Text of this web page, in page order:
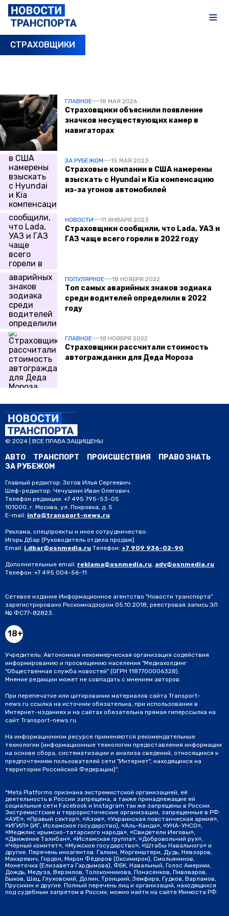
СТРАХОВЩИКИ
ГЛАВНОЕ 18 МАЯ 2026
Страховщики объяснили появление
значков несуществующих камер в
навигаторах
ЗА РУБЕЖОМ 15 МАЯ 2023
Страховые компании в США намерены
взыскать с Hyundai и Kia компенсацию
из-за угонов автомобилей
НОВОСТИ 11 ЯНВАРЯ 2023
Страховщики сообщили, что Lada, УАЗ и
ГАЗ чаще всего горели в 2022 году
ПОПУЛЯРНОЕ 18 НОЯБРЯ 2022
Топ самых аварийных знаков зодиака
среди водителей определили в 2022
году
ГЛАВНОЕ 18 НОЯБРЯ 2022
Страховщики рассчитали стоимость
автогражданки для Деда Мороза
© 2024 | ВСЕ ПРАВА ЗАЩИЩЕНЫ
АВТО ТРАНСПОРТ ПРОИСШЕСТВИЯ
ПРАВО ЗНАТЬ
ЗА РУБЕЖОМ
Главный редактор: Зотов Илья Сергеевич.
Шеф-редактор: Чечушкин Иван Олегович.
Телефон редакции: +7 495 795-53-05
101000, г. Москва, ул. Покровка, д. 5
E-mail: info@transport-news.ru
Реклама, спецпроекты и иное сотрудничество:
Игорь Дбар (Руководитель отдела продаж)
Email: i.dbar@osnmedia.ru Телефон: +7 909 936-02-90
Дополнительные email: reklama@osnmedia.ru, adv@osnmedia.ru
Телефон: +7 495 004-56-11
Сетевое издание Информационное агентство "Новости транспорта"
зарегистрировано Роскомнадзором 05.10.2018, реестровая запись ЭЛ
№ ФС77-82823.
18+
Учредитель: Автономная некоммерческая организация содействия
информированию и просвещению населения "Медиахолдинг
"Общественная служба новостей" (ОГРН 1187700006328).
Мнение редакции может не совпадать с мнением авторов.
При перепечатке или цитировании материалов сайта Transport-
news.ru ссылка на источник обязательна, при использовании в
Интернет-изданиях и на сайтах обязательна прямая гиперссылка на
сайт Transport-news.ru.
На информационном ресурсе применяются рекомендательные
технологии (информационные технологии предоставления информации
на основе сбора, систематизации и анализа сведений, относящихся к
предпочтениям пользователей сети "Интернет", находящихся на
территории Российской Федерации)".
*Meta Platforms признана экстремистской организацией, её
деятельность в России запрещена, а также принадлежащие ей
социальные сети Facebook и Instagram так же запрещены в России.
Экстремистские и террористические организации, запрещенные в РФ:
«АУЕ», «Правый сектор», «Азов», «Украинская повстанческая армия»,
«ИГИЛ» (ИГ, Исламское государство), «Аль-Каида», «УНА-УНСО»,
«Меджлис крымско-татарского народа», «Свидетели Иеговы»,
«Движение Талибан», «Исламская группа», «Добровольчий рух»,
«Чёрный комитет», «Мужское государство», «Штабы Навального» и
другие. Перечень иноагентов: Галкин, Моргенштерн, Дудь, Невзоров,
Макаревич, Гордон, Мирон Фёдоров (Оксимирон), Смольянинов,
Монеточка (Елизавета Гардымова), ФБК, Навальный, Голос Америки,
Дождь, Медуза, Верзилов, Толоконникова, Понасенков, Пивоваров,
Быков, Шац, Глуховский, Долин, Троицкий, Земфира, Гудков, Варламов,
Прусикин и другие. Полный перечень лиц и организаций, находящихся
под судебным запретом в России, можно найти на сайте Минюста РФ.